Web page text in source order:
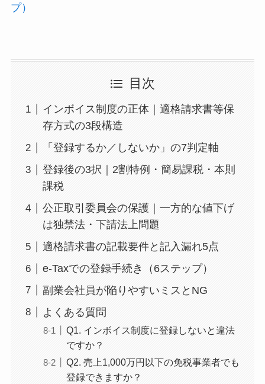
プ）
目次
インボイス制度の正体｜適格請求書等保
存方式の3段構造
「登録するか／しないか」の7判定軸
登録後の3択｜2割特例・簡易課税・本則
課税
公正取引委員会の保護｜一方的な値下げ
は独禁法・下請法上問題
適格請求書の記載要件と記入漏れ5点
e-Taxでの登録手続き（6ステップ）
副業会社員が陥りやすいミスとNG
よくある質問
Q1. インボイス制度に登録しないと違法
ですか？
Q2. 売上1,000万円以下の免税事業者でも
登録できますか？